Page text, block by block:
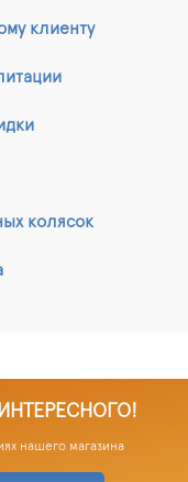
клиенту
колясок
нашего магазина